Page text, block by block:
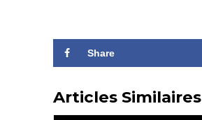
Share
Articles Similaires